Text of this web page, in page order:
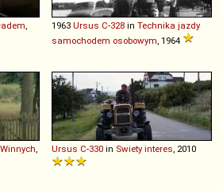
1963 Ursus C-328 in Technika jazdy
samochodem osobowym , 1964
Ursus C-330 in Swiety interes , 2010